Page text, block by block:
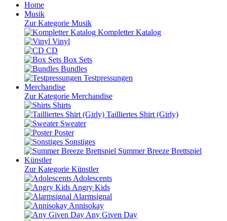
Home
Musik
Zur Kategorie Musik
Kompletter Katalog
Vinyl
CD
Box Sets
Bundles
Testpressungen
Merchandise
Zur Kategorie Merchandise
Shirts
Tailliertes Shirt (Girly)
Sweater
Poster
Sonstiges
Summer Breeze Brettspiel
Künstler
Zur Kategorie Künstler
Adolescents
Angry Kids
Alarmsignal
Annisokay
Any Given Day